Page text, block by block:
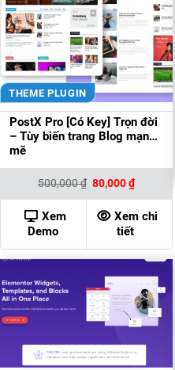
THEME PLUGIN
PostX Pro [Có Key] Trọn đời
– Tùy biến trang Blog mạnh
mẽ
500,000₫ Giá
gốc
là:
500,000 ₫.
80,000₫Giá
hiện
tại
là:
80,000 ₫.
Xem
Demo
Xem chi
tiết